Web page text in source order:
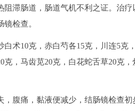
滞肠道，肠道气机不利之证。治
检查。
术10克，赤白芍各15克，川连5克
克，马齿苋20克，白花蛇舌草20克
腹痛，黏液便减少，结肠镜检查